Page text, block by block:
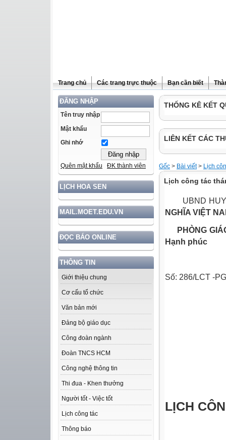
Trang chủ Các trang trực thuộc Bạn cần biết
ĐĂNG NHẬP
Tên truy nhập
Mật khẩu
Ghi nhớ
Quên mật khẩu ĐK thành viên
LỊCH HOA SEN
MAIL.MOET.EDU.VN
ĐỌC BÁO ONLINE
THÔNG TIN
Giới thiệu chung
Cơ cấu tổ chức
Văn bản mới
Đảng bộ giáo dục
Công đoàn ngành
Đoàn TNCS HCM
Công nghệ thông tin
Thi đua - Khen thưởng
Người tốt - Việc tốt
Lịch công tác
Thông báo
THỐNG KÊ KẾT
LIÊN KẾT CÁC
Gốc > Bài viết> Lịch
Lịch công tác
UBND
NGHĨA VIỆT
PHÒNG
Hạnh phúc
Số: 286/LCT
LỊCH